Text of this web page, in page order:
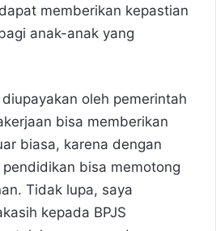
memberikan kepastian
anak-anak yang
oleh pemerintah
bisa memberikan
biasa, karena dengan
bisa memotong
Tidak lupa, saya
kepada BPJS